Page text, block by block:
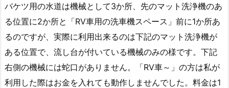
バケツ用の水道は機械として3か所、先のマット洗浄機のあ
る位置に2か所と「RV車用の洗車機スペース」前に1か所あ
るのですが、実際に利用出来るのは下記のマット洗浄機が
ある位置で、流し台が付いている機械のみの様です。下記
右側の機械には蛇口がありません。「RV車～」の方は私が
利用した際はお金を入れても動作しませんでした。料金は1